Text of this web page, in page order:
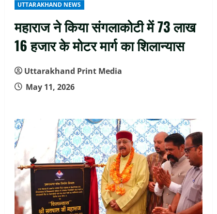
UTTARAKHAND NEWS
महाराज ने किया संगलाकोटी में 73 लाख
16 हजार के मोटर मार्ग का शिलान्यास
Uttarakhand Print Media
May 11, 2026